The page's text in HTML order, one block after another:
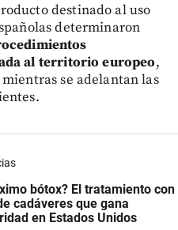
destinado al uso
determinaron
al territorio europeo,
se adelantan las
bótox? El tratamiento con
cadáveres que gana
en Estados Unidos